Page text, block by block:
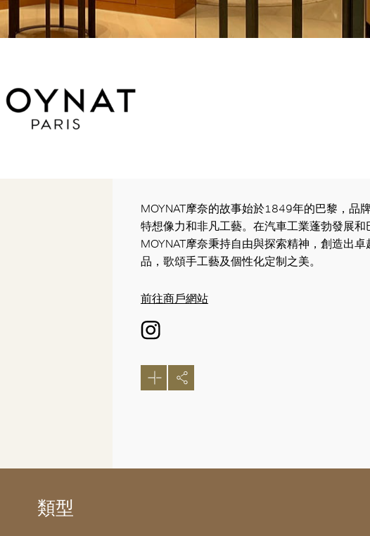
MOYNAT摩奈的故事始於1849年的巴黎，品
特想像力和非凡工藝。在汽車工業蓬勃發展和
MOYNAT摩奈秉持自由與探索精神，創造出
品，歌頌手工藝及個性化定制之美。
前往商戶網站
類型